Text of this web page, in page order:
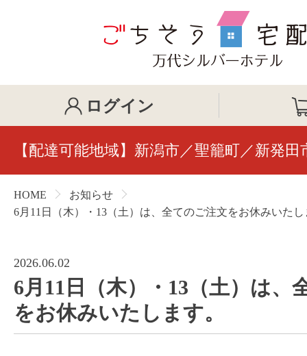
ログイン
【配達可能地域】新潟市／聖籠町／新発
HOME
お知らせ
6月11日（木）・13（土）は、全てのご注文をお休みいた
2026.06.02
6月11日（木）・13（土）は、
をお休みいたします。